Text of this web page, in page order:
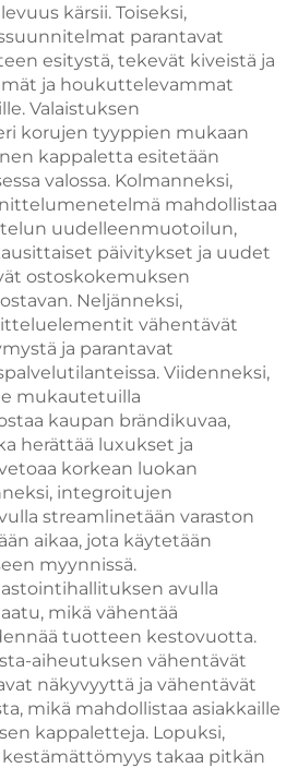
kärsii. Toiseksi,
parantavat
esitystä, tekevät kiveistä ja
ja houkuttelevammat
Valaistuksen
korujen tyyppien mukaan
kappaletta esitetään
valossa. Kolmanneksi,
mahdollistaa
uudelleenmuotoilun,
päivitykset ja uudet
ostoskokemuksen
Neljänneksi,
vähentävät
ja parantavat
Viidenneksi,
mukautetuilla
kaupan brändikuvaa,
herättää luxukset ja
korkean luokan
integroitujen
streamlinetään varaston
aikaa, jota käytetään
myynnissä.
avulla
mikä vähentää
tuotteen kestovuotta.
aiheutuksen vähentävät
näkyvyyttä ja vähentävät
mikä mahdollistaa asiakkaille
kappaletteja. Lopuksi,
takaa pitkän